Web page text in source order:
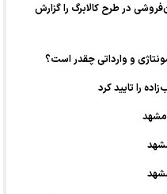
در طرح کالابرگ را گزارش
و وارداتی چقدر است؟
را تایید کرد